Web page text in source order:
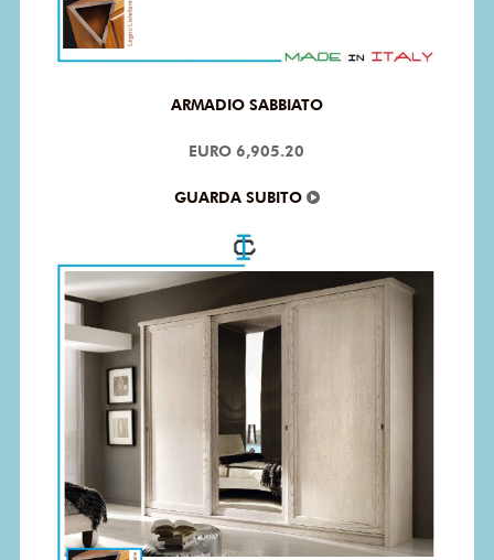
ARMADIO SABBIATO
EURO 6,905.20
GUARDA SUBITO